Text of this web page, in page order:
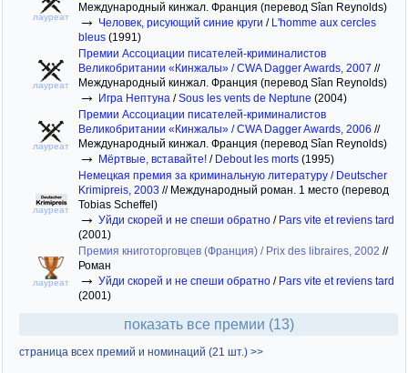
лауреат
Международный кинжал. Франция (перевод Sîan Reynolds)
→ Человек, рисующий синие круги / L'homme aux cercles
bleus (1991)
лауреат
Премии Ассоциации писателей-криминалистов
Великобритании «Кинжалы» / CWA Dagger Awards, 2007 //
Международный кинжал. Франция (перевод Sîan Reynolds)
→ Игра Нептуна /Sous les vents de Neptune (2004)
лауреат
Премии Ассоциации писателей-криминалистов
Великобритании «Кинжалы» / CWA Dagger Awards, 2006 //
Международный кинжал. Франция (перевод Sîan Reynolds)
→ Мёртвые, вставайте! / Debout les morts (1995)
лауреат
Немецкая премия за криминальную литературу / Deutscher
Krimipreis, 2003 // Международный роман. 1 место (перевод
Tobias Scheffel)
→ Уйди скорей и не спеши обратно / Pars vite et reviens tard
(2001)
лауреат
Премия книготорговцев (Франция) / Prix des libraires, 2002 //
Роман
→ Уйди скорей и не спеши обратно / Pars vite et reviens tard
(2001)
показать все премии (13)
страница всех премий и номинаций (21 шт.) >>